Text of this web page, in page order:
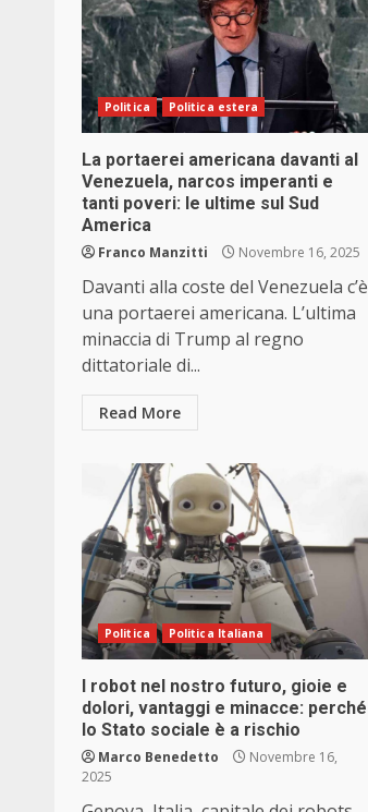
Politica Politica estera
La portaerei americana davanti al
Venezuela, narcos imperanti e
tanti poveri: le ultime sul Sud
America
Franco Manzitti Novembre 16, 2025
Davanti alla coste del Venezuela c’è
una portaerei americana. L’ultima
minaccia di Trump al regno
dittatoriale di...
Read More
Politica Politica Italiana
I robot nel nostro futuro, gioie e
dolori, vantaggi e minacce: perché
lo Stato sociale è a rischio
Marco Benedetto
Novembre 16,
2025